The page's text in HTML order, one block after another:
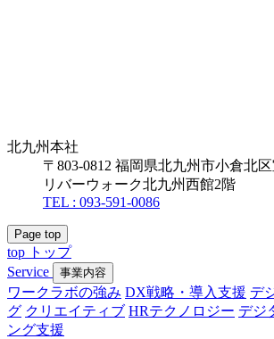
北九州本社
〒803-0812 福岡県北九州市小倉北区
リバーウォーク北九州西館2階
TEL : 093-591-0086
Page top
top トップ
Service
事業内容
ワークラボの強み DX戦略・導入支援 デ
グ クリエイティブ HRテクノロジー デジ
ング支援